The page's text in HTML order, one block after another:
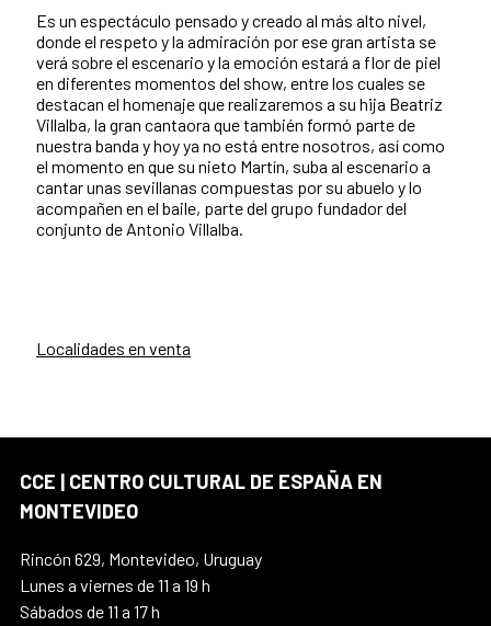
Es un espectáculo pensado y creado al más alto nivel,
donde el respeto y la admiración por ese gran artista se
verá sobre el escenario y la emoción estará a flor de piel
en diferentes momentos del show, entre los cuales se
destacan el homenaje que realizaremos a su hija Beatriz
Villalba, la gran cantaora que también formó parte de
nuestra banda y hoy ya no está entre nosotros, así como
el momento en que su nieto Martín, suba al escenario a
cantar unas sevillanas compuestas por su abuelo y lo
acompañen en el baile, parte del grupo fundador del
conjunto de Antonio Villalba.
Localidades en venta
CCE | CENTRO CULTURAL DE ESPAÑA EN
MONTEVIDEO
Rincón 629, Montevideo, Uruguay
Lunes a viernes de 11 a 19 h
Sábados de 11 a 17 h